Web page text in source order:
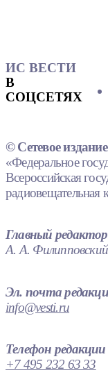
ИС ВЕСТИ
В
СОЦСЕТЯХ
© Сетевое
«Федеральное
Всероссийская
Главный редактор
А. А. Филипповский
Эл. почта
info@vesti.ru
Телефон редакции
+7 495 232 63 33